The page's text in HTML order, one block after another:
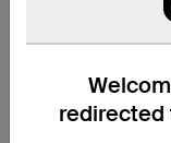
redirected